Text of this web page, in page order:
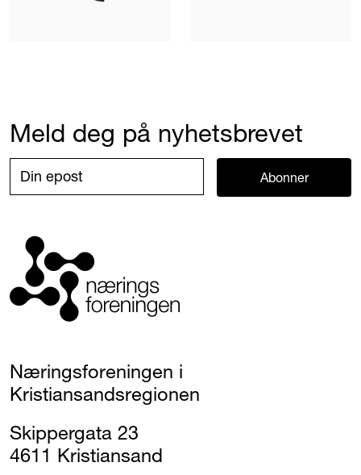
Meld deg på nyhetsbrevet
Abonner
Næringsforeningen i
Kristiansandsregionen
Skippergata 23
4611 Kristiansand